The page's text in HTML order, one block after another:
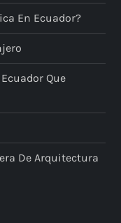
En Ecuador?
Que
De Arquitectura